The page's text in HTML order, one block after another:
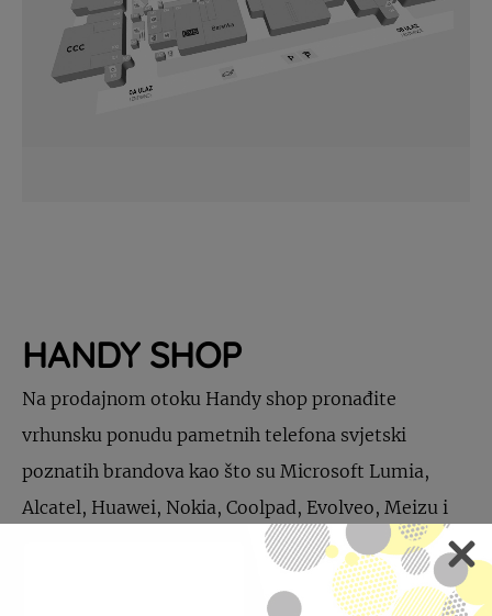
HANDY SHOP
Na prodajnom otoku Handy shop pronađite
vrhunsku ponudu pametnih telefona svjetski
poznatih brandova kao što su Microsoft Lumia,
Alcatel, Huawei, Nokia, Coolpad, Evolveo, Meizu i